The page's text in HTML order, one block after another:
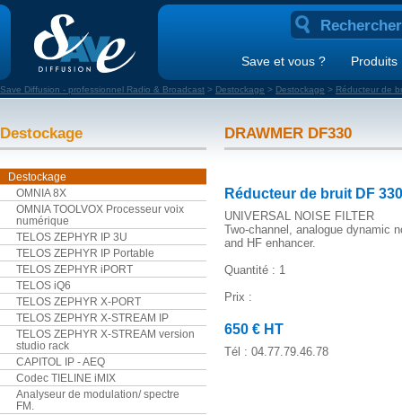
Save et vous ? Produits
Save Diffusion - professionnel Radio & Broadcast > Destockage > Destockage > Réducteur de
Destockage
Destockage
OMNIA 8X
OMNIA TOOLVOX Processeur voix
numérique
TELOS ZEPHYR IP 3U
TELOS ZEPHYR IP Portable
TELOS ZEPHYR iPORT
TELOS iQ6
TELOS ZEPHYR X-PORT
TELOS ZEPHYR X-STREAM IP
TELOS ZEPHYR X-STREAM version
studio rack
CAPITOL IP - AEQ
Codec TIELINE iMIX
Analyseur de modulation/ spectre
FM.
DRAWMER DF330
Réducteur de bruit DF
UNIVERSAL NOISE FILTER
Two-channel, analogue dynamic
and HF enhancer.
Quantité : 1
Prix :
650 € HT
Tél : 04.77.79.46.78